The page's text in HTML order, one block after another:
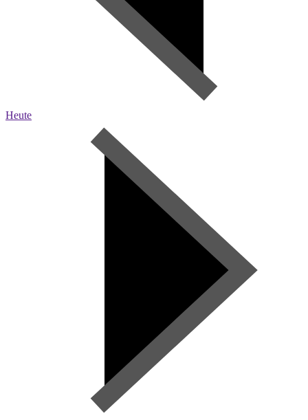
Heute